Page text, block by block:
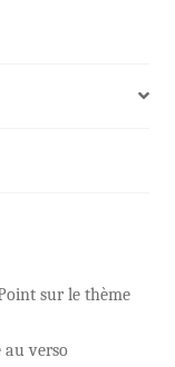
sur le thème
au verso